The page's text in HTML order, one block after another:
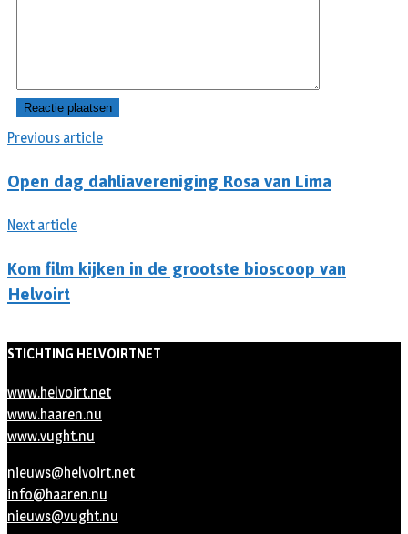
Previous article
Open dag dahliavereniging Rosa van Lima
Next article
Kom film kijken in de grootste bioscoop van
Helvoirt
STICHTING HELVOIRTNET
www.helvoirt.net
www.haaren.nu
www.vught.nu
nieuws@helvoirt.net
info@haaren.nu
nieuws@vught.nu